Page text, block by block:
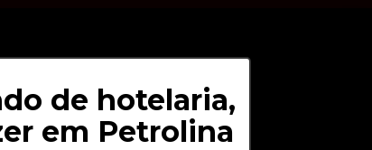
de hotelaria,
em Petrolina